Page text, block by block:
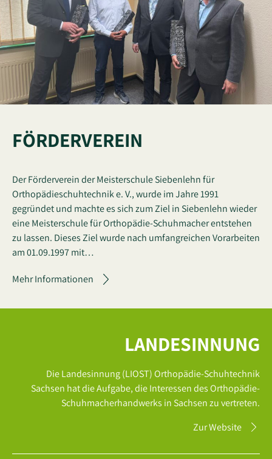
FÖRDERVEREIN
Der Förderverein der Meisterschule Siebenlehn für
Orthopädieschuhtechnik e. V., wurde im Jahre 1991
gegründet und machte es sich zum Ziel in Siebenlehn wieder
eine Meisterschule für Orthopädie-Schuhmacher entstehen
zu lassen. Dieses Ziel wurde nach umfangreichen Vorarbeiten
am 01.09.1997 mit…
Mehr Informationen
LANDESINNUNG
Die Landesinnung (LIOST) Orthopädie-Schuhtechnik
Sachsen hat die Aufgabe, die Interessen des Orthopädie-
Schuhmacherhandwerks in Sachsen zu vertreten.
Zur Website